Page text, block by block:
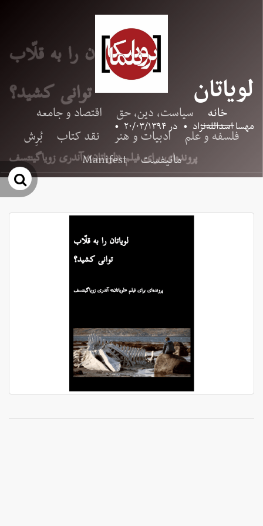
خانه سیاست، دین، حق
اقتصاد و جامعه
فلسفه و علم
ادبیات و هنر نقد کتاب
بُرِش
مانیفست
Manifest
لویاتان
مهسا اسدالله‌نژاد • در۲۰/۰۳/۱۳۹۴ •